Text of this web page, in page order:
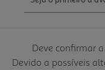
Deve confirmar
Devido a possíveis